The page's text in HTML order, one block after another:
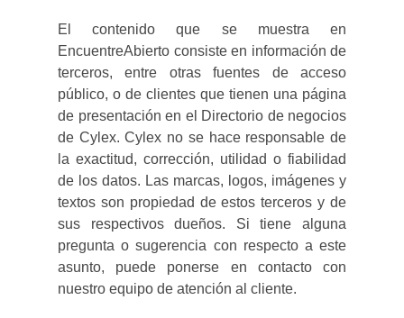
El contenido que se muestra en
EncuentreAbierto consiste en información de
terceros, entre otras fuentes de acceso
público, o de clientes que tienen una página
de presentación en el Directorio de negocios
de Cylex. Cylex no se hace responsable de
la exactitud, corrección, utilidad o fiabilidad
de los datos. Las marcas, logos, imágenes y
textos son propiedad de estos terceros y de
sus respectivos dueños. Si tiene alguna
pregunta o sugerencia con respecto a este
asunto, puede ponerse en contacto con
nuestro equipo de atención al cliente.